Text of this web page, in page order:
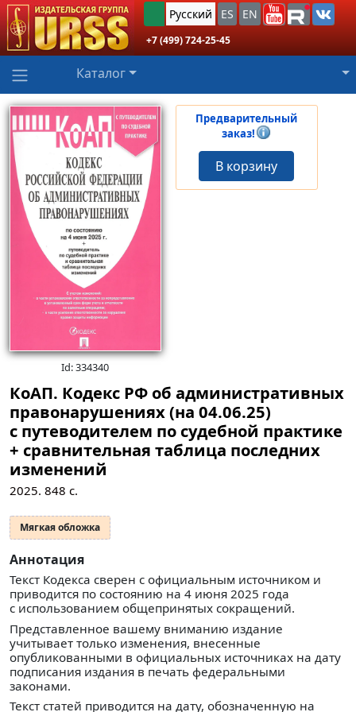
Русский ES EN
+7 (499) 724-25-45
Каталог
Id: 334340
Предварительный
заказ!
В корзину
КоАП. Кодекс РФ об административных
правонарушениях (на 04.06.25)
с путеводителем по судебной практике
+ сравнительная таблица последних
изменений
2025. 848 с.
Мягкая обложка
Аннотация
Текст Кодекса сверен с официальным источником и
приводится по состоянию на 4 июня 2025 года
с использованием общепринятых сокращений.
Представленное вашему вниманию издание
учитывает только изменения, внесенные
опубликованными в официальных источниках на дату
подписания издания в печать федеральными
законами.
Текст статей приводится на дату, обозначенную на